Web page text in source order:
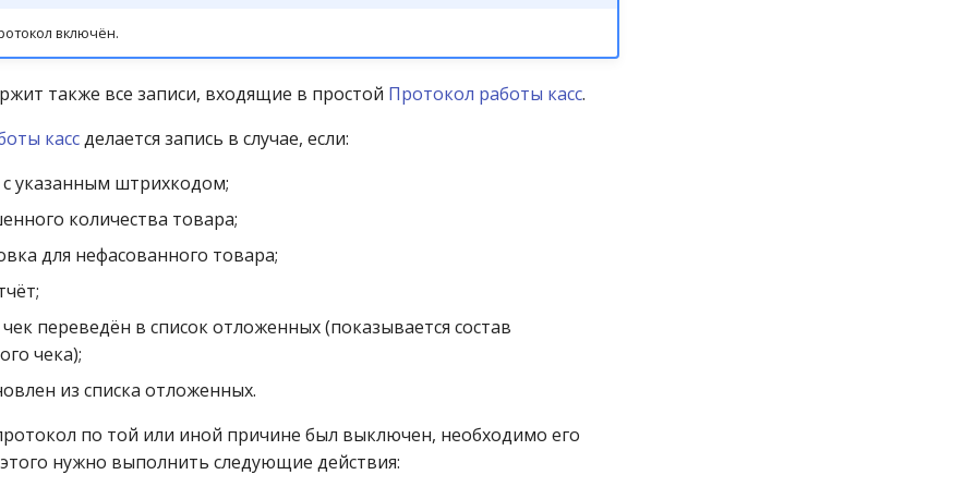
включён.
также все записи, входящие в простой Протокол работы касс.
кассделается запись в случае, если:
указанным штрихкодом;
количества товара;
для нефасованного товара;
переведён в список отложенных (показывается состав
чека);
из списка отложенных.
по той или иной причине был выключен, необходимо его
нужно выполнить следующие действия: